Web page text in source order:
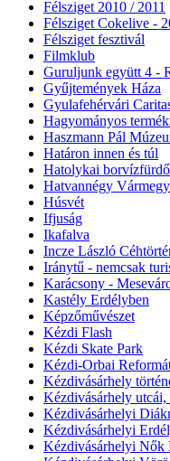
Félsziget 2010 / 2011
Félsziget Cokelive -
Félsziget fesztivál
Filmklub
Guruljunk együtt 4 -
Gyűjtemények Háza
Gyulafehérvári
Hagyományos
Haszmann Pál
Határon innen és túl
Hatolykai borvízfürdő
Hatvannégy
Húsvét
Ifjuság
Ikafalva
Incze László
Iránytű - nemcsak
Karácsony -
Kastély Erdélyben
Képzőművészet
Kézdi Flash
Kézdi Skate Park
Kézdi-Orbai
Kézdivásárhely
Kézdivásárhely utcái,
Kézdivásárhelyi
Kézdivásárhelyi
Kézdivásárhelyi Nők